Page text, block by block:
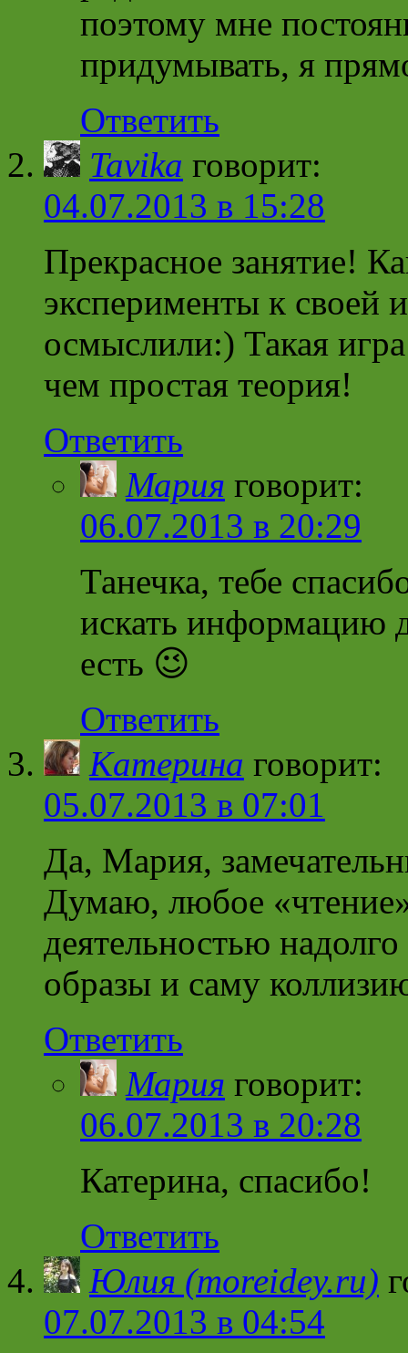
поэтому мне
придумывать, я
Ответить
Tavika говорит:
04.07.2013 в 15:28
Прекрасное занятие!
эксперименты к своей
осмыслили:) Такая
чем простая теория!
Ответить
Мария говорит:
06.07.2013 в 20:29
Танечка, тебе
искать информацию
есть 😉
Ответить
Катерина говорит:
05.07.2013 в 07:01
Да, Мария,
Думаю, любое
деятельностью
образы и саму
Ответить
Мария говорит:
06.07.2013 в 20:28
Катерина, спасибо!
Ответить
Юлия (moreidey.ru)
07.07.2013 в 04:54